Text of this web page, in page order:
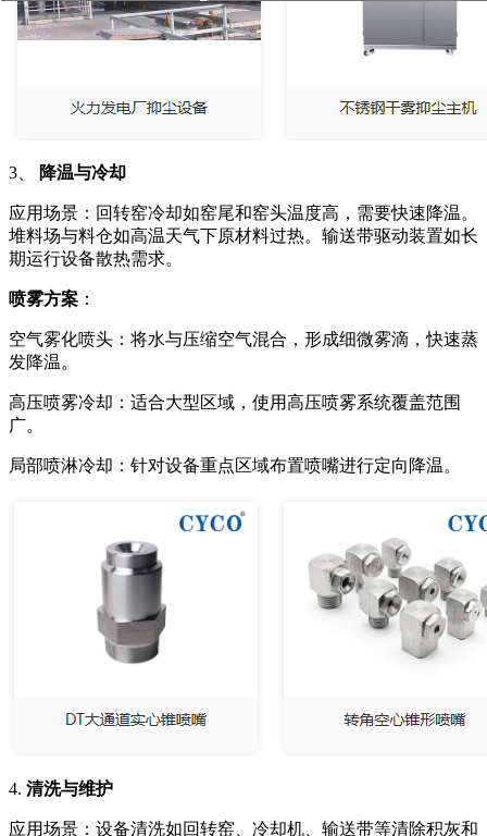
3、 降温与冷却
应用场景： 回转窑冷却如窑尾和窑头温度高，需要快速降温。
堆料场与料仓如高温天气下原材料过热。 输送带驱动装置如长
期运行设备散热需求。
喷雾方案 ：
空气雾化喷头：将水与压缩空气混合，形成细微雾滴，快速蒸
发降温。
高压喷雾冷却：适合大型区域，使用高压喷雾系统覆盖范围
广。
局部喷淋冷却：针对设备重点区域布置喷嘴进行定向降温。
4. 清洗与维护
应用场景： 设备清洗如回转窑、冷却机、输送带等清除积灰和